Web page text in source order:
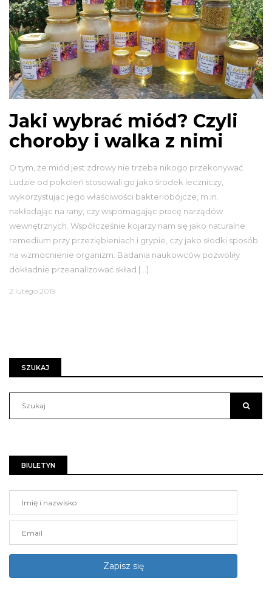
Jaki wybrać miód? Czyli
choroby i walka z nimi
O tym, że miód jest zdrowy nie trzeba nikogo przekonywać.
Ludzie od pokoleń stosowali go jako środek leczniczy,
wykorzystując jego właściwości bakteriobójcze, m.in.
nakładając na rany, czy wspomagając pracę narządów
wewnętrznych. Współcześnie kojarzy nam się jako naturalne
remedium przy przeziębieniach i grypie, czy jako słodki sposób
na wzmocnienie organizm. Badania naukowców pozwoliły
dokładnie przeanalizować skład […]
2 lutego 2019
SZUKAJ
BIULETYN